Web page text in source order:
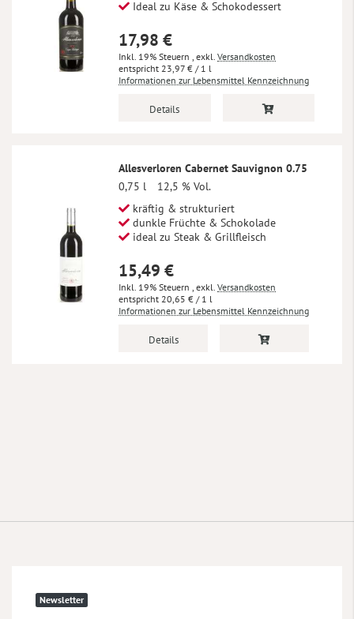
Ideal zu Käse & Schokodessert
17,98 €
Inkl. 19% Steuern , exkl. Versandkosten
23,97 € / 1 l
Informationen zur Lebensmittel Kennzeichnung
Details
Allesverloren Cabernet Sauvignon 0.75
0,75 l
12,5 % Vol.
kräftig & strukturiert
dunkle Früchte & Schokolade
ideal zu Steak & Grillfleisch
15,49 €
Inkl. 19% Steuern , exkl. Versandkosten
20,65 € / 1 l
Informationen zur Lebensmittel Kennzeichnung
Details
Newsletter